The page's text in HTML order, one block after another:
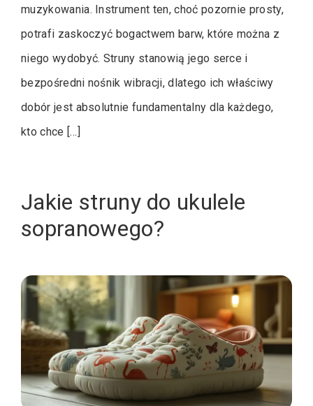
muzykowania. Instrument ten, choć pozornie prosty,
potrafi zaskoczyć bogactwem barw, które można z
niego wydobyć. Struny stanowią jego serce i
bezpośredni nośnik wibracji, dlatego ich właściwy
dobór jest absolutnie fundamentalny dla każdego,
kto chce […]
Jakie struny do ukulele
sopranowego?